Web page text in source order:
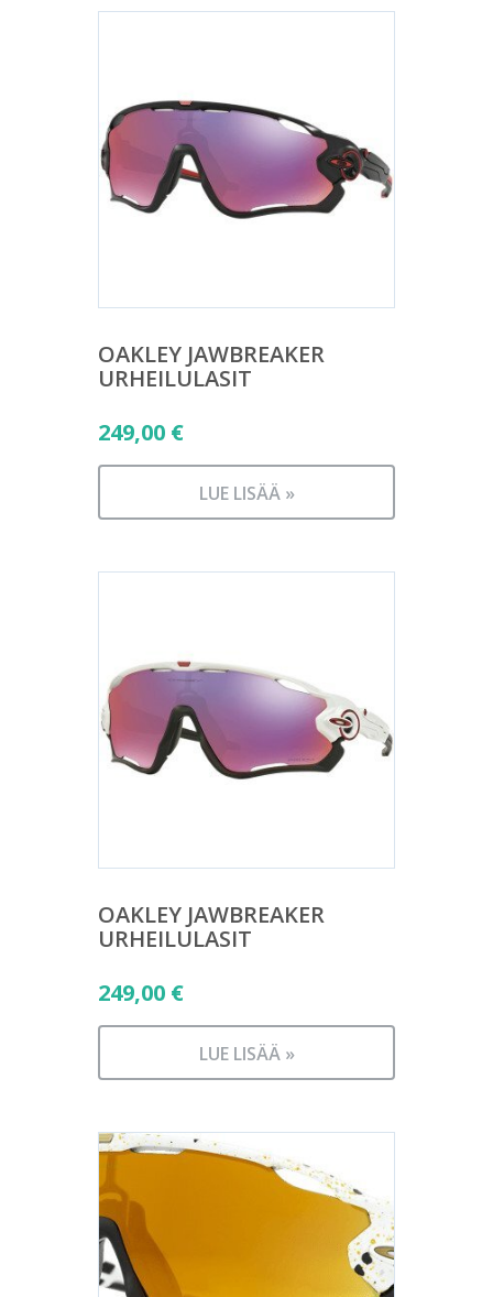
OAKLEY JAWBREAKER
URHEILULASIT
249,00 €
LUE LISÄÄ »
OAKLEY JAWBREAKER
URHEILULASIT
249,00 €
LUE LISÄÄ »